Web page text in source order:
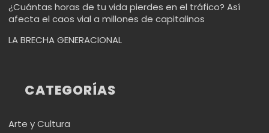
¿Cuántas horas de tu vida pierdes en el tráfico? Así
afecta el caos vial a millones de capitalinos
LA BRECHA GENERACIONAL
CATEGORÍAS
Arte y Cultura